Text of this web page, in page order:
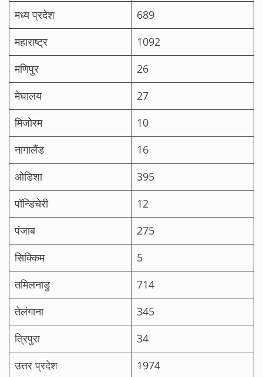
मध्य प्रदेश
689
महाराष्ट्र
1092
मणिपुर
26
मेघालय
27
मिजोरम
10
नागालैंड
16
ओडिशा
395
पॉन्डिचेरी
12
पंजाब
275
सिक्किम
5
तमिलनाडु
714
तेलंगाना
345
त्रिपुरा
34
उत्तर प्रदेश
1974